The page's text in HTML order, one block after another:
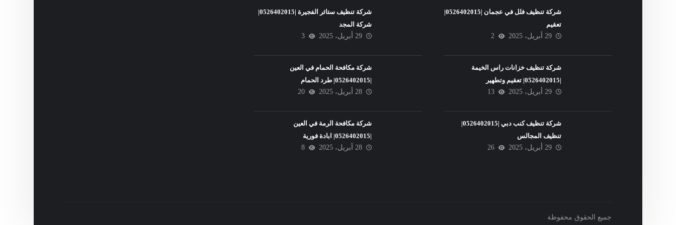
شركة تنظيف فلل في عجمان |0526402015|
تعقيم
29 أبريل، 2025
2
شركة تنظيف خزانات راس الخيمة
|0526402015| تعقيم وتطهير
29 أبريل، 2025
13
شركة تنظيف كنب دبي |0526402015|
تنظيف المجالس
29 أبريل، 2025
26
شركة تنظيف ستائر الفجيرة |0526402015|
شركة المجد
29 أبريل، 2025
3
شركة مكافحة الحمام في العين
|0526402015| طرد الحمام
28 أبريل، 2025
20
شركة مكافحة الرمة في العين
|0526402015| ابادة فورية
28 أبريل، 2025
8
جميع الحقوق محفوظة